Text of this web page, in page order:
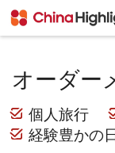
オーダー
個人旅行
経験豊かの